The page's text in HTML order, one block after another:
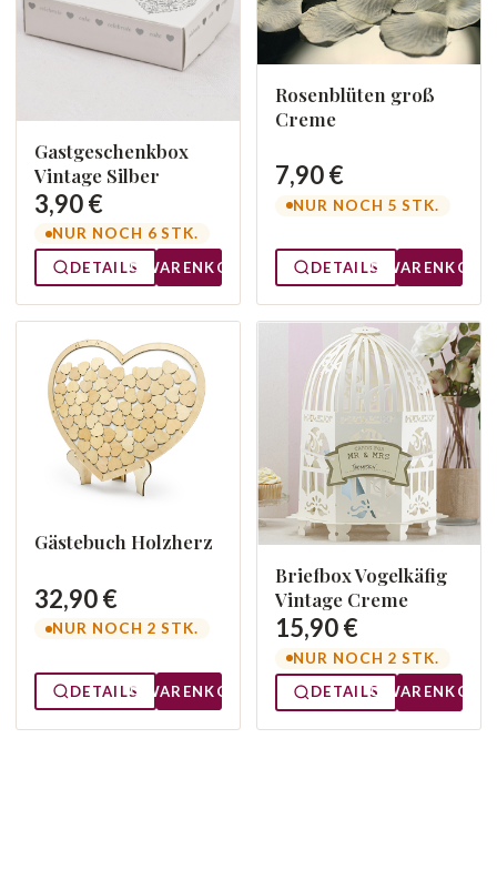
Gastgeschenkbox
Vintage Silber
3,90 €
NUR NOCH 6 STK.
DETAILS
WARENKORB
Rosenblüten groß
Creme
7,90 €
NUR NOCH 5 STK.
DETAILS WARENKORB
Gästebuch Holzherz
32,90 €
NUR NOCH 2 STK.
DETAILS WARENKORB
Briefbox Vogelkäfig
Vintage Creme
15,90 €
NUR NOCH 2 STK.
DETAILS
WARENKORB